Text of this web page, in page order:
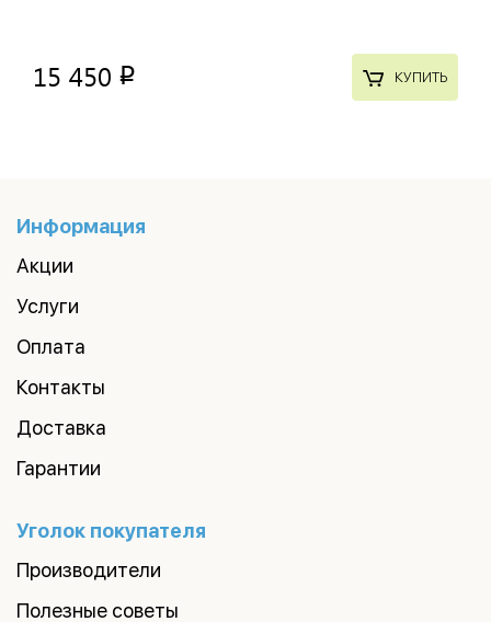
15 450 p КУПИТЬ
Информация
Акции
Услуги
Оплата
Контакты
Доставка
Гарантии
Уголок покупателя
Производители
Полезные советы